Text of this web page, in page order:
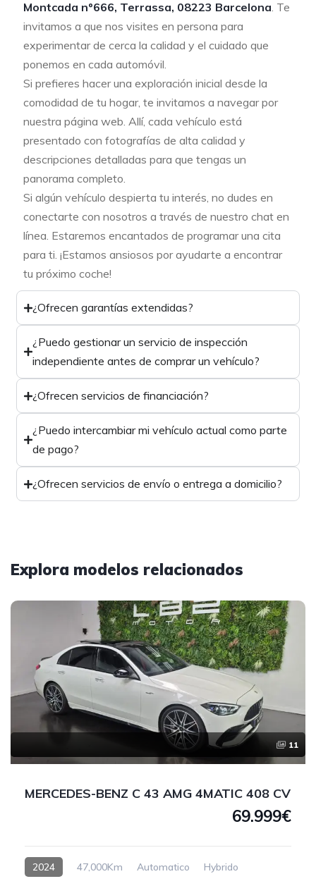
Montcada nº666, Terrassa, 08223 Barcelona. Te
invitamos a que nos visites en persona para
experimentar de cerca la calidad y el cuidado que
ponemos en cada automóvil.
Si prefieres hacer una exploración inicial desde la
comodidad de tu hogar, te invitamos a navegar por
nuestra página web. Allí, cada vehículo está
presentado con fotografías de alta calidad y
descripciones detalladas para que tengas un
panorama completo.
Si algún vehículo despierta tu interés, no dudes en
conectarte con nosotros a través de nuestro chat en
línea. Estaremos encantados de programar una cita
para ti. ¡Estamos ansiosos por ayudarte a encontrar
tu próximo coche!
¿Ofrecen garantías extendidas?
¿Puedo gestionar un servicio de inspección
independiente antes de comprar un vehículo?
¿Ofrecen servicios de financiación?
¿Puedo intercambiar mi vehículo actual como parte
de pago?
¿Ofrecen servicios de envío o entrega a domicilio?
Explora modelos relacionados
11
MERCEDES-BENZ C 43 AMG 4MATIC 408 CV
69.999€
2024 47,000Km Automatico Hybrido